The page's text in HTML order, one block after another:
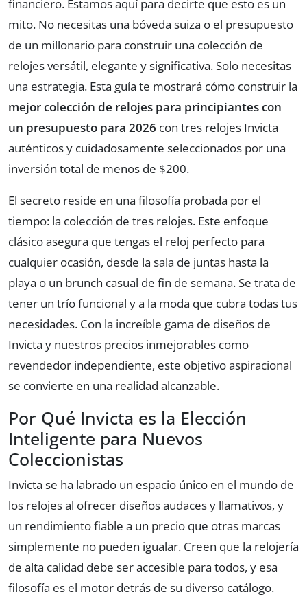
financiero. Estamos aquí para decirte que esto es un
mito. No necesitas una bóveda suiza o el presupuesto
de un millonario para construir una colección de
relojes versátil, elegante y significativa. Solo necesitas
una estrategia. Esta guía te mostrará cómo construir la
mejor colección de relojes para principiantes con
un presupuesto para 2026 con tres relojes Invicta
auténticos y cuidadosamente seleccionados por una
inversión total de menos de $200.
El secreto reside en una filosofía probada por el
tiempo: la colección de tres relojes. Este enfoque
clásico asegura que tengas el reloj perfecto para
cualquier ocasión, desde la sala de juntas hasta la
playa o un brunch casual de fin de semana. Se trata de
tener un trío funcional y a la moda que cubra todas tus
necesidades. Con la increíble gama de diseños de
Invicta y nuestros precios inmejorables como
revendedor independiente, este objetivo aspiracional
se convierte en una realidad alcanzable.
Por Qué Invicta es la Elección
Inteligente para Nuevos
Coleccionistas
Invicta se ha labrado un espacio único en el mundo de
los relojes al ofrecer diseños audaces y llamativos, y
un rendimiento fiable a un precio que otras marcas
simplemente no pueden igualar. Creen que la relojería
de alta calidad debe ser accesible para todos, y esa
filosofía es el motor detrás de su diverso catálogo.